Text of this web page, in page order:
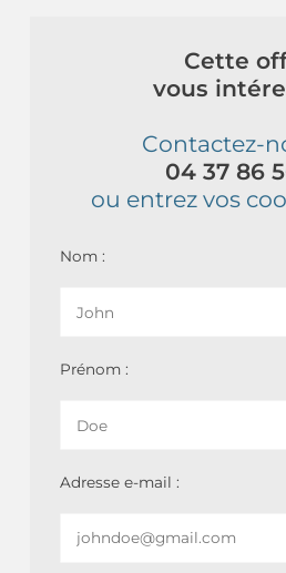
Cette
vous
Contactez-
04 37 86
ou entrez vos
Nom :
Prénom :
Adresse e-mail :